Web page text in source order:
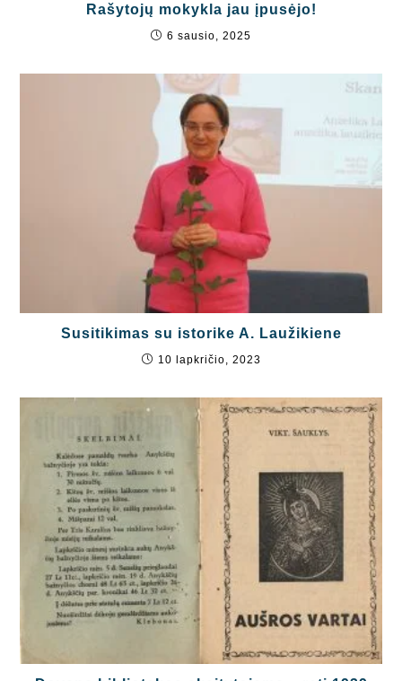
Rašytojų mokykla jau įpusėjo!
6 sausio, 2025
Susitikimas su istorike A. Laužikiene
10 lapkričio, 2023